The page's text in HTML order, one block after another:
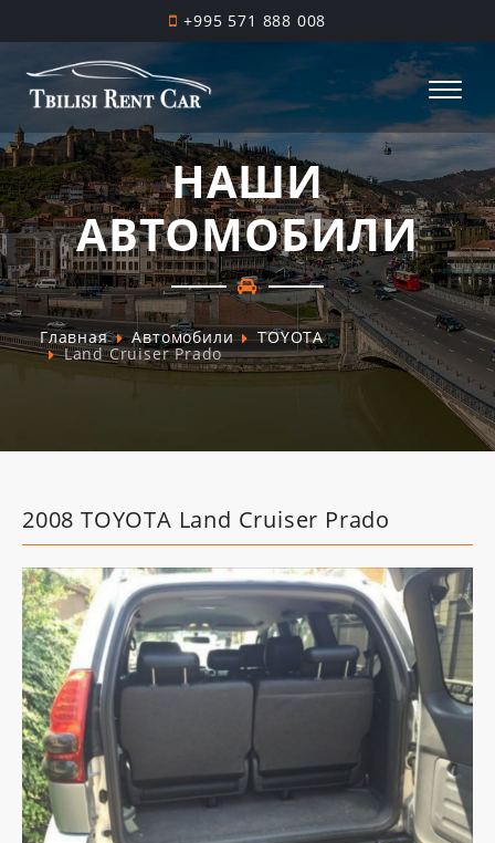
+995 571 888 008
НАШИ
АВТОМОБИЛИ
Главная Автомобили
TOYOTA
Land Cruiser Prado
2008 TOYOTA Land Cruiser Prado